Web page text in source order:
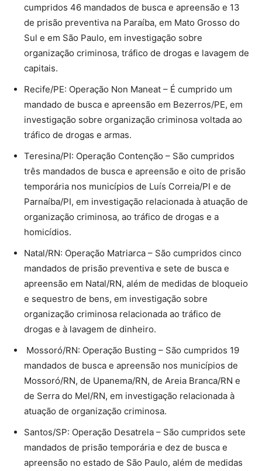
cumpridos 46 mandados de busca e apreensão e 13
de prisão preventiva na Paraíba, em Mato Grosso do
Sul e em São Paulo, em investigação sobre
organização criminosa, tráfico de drogas e lavagem de
capitais.
Recife/PE: Operação Non Maneat – É cumprido um
mandado de busca e apreensão em Bezerros/PE, em
investigação sobre organização criminosa voltada ao
tráfico de drogas e armas.
Teresina/PI: Operação Contenção – São cumpridos
três mandados de busca e apreensão e oito de prisão
temporária nos municípios de Luís Correia/PI e de
Parnaíba/PI, em investigação relacionada à atuação de
organização criminosa, ao tráfico de drogas e a
homicídios.
Natal/RN: Operação Matriarca – São cumpridos cinco
mandados de prisão preventiva e sete de busca e
apreensão em Natal/RN, além de medidas de bloqueio
e sequestro de bens, em investigação sobre
organização criminosa relacionada ao tráfico de
drogas e à lavagem de dinheiro.
Mossoró/RN: Operação Busting – São cumpridos 19
mandados de busca e apreensão nos municípios de
Mossoró/RN, de Upanema/RN, de Areia Branca/RN e
de Serra do Mel/RN, em investigação relacionada à
atuação de organização criminosa.
Santos/SP: Operação Desatrela – São cumpridos sete
mandados de prisão temporária e dez de busca e
apreensão no estado de São Paulo, além de medidas